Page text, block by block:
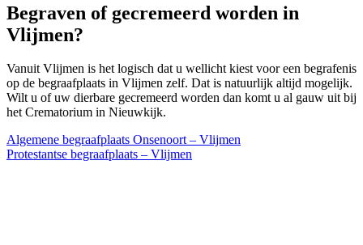
Begraven of gecremeerd worden in
Vlijmen?
Vanuit Vlijmen is het logisch dat u wellicht kiest voor een begrafenis
op de begraafplaats in Vlijmen zelf. Dat is natuurlijk altijd mogelijk.
Wilt u of uw dierbare gecremeerd worden dan komt u al gauw uit bij
het Crematorium in Nieuwkijk.
Algemene begraafplaats Onsenoort – Vlijmen
Protestantse begraafplaats – Vlijmen